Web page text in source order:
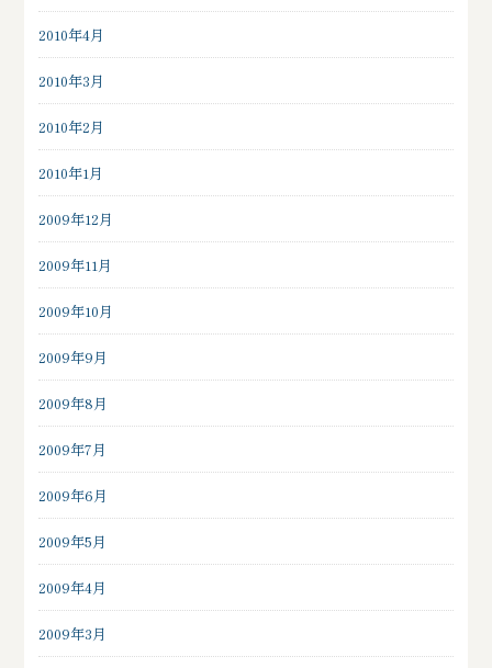
2010年4月
2010年3月
2010年2月
2010年1月
2009年12月
2009年11月
2009年10月
2009年9月
2009年8月
2009年7月
2009年6月
2009年5月
2009年4月
2009年3月